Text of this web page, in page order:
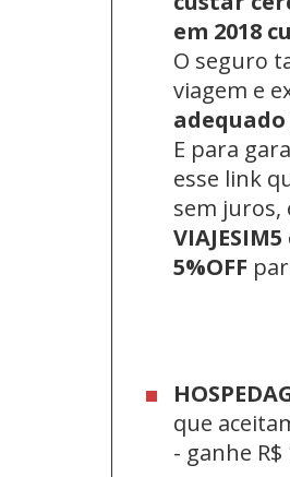
em 2018
O seguro
viagem e
E para
esse link
sem juros,
VIAJESIM5
5%OFF
que
- ganhe